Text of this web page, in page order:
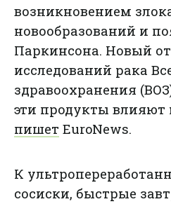
возникновением
новообразований и
Паркинсона. Новый
исследований рака
здравоохранения
эти продукты влияют
пишет EuroNews.
К
сосиски, быстрые